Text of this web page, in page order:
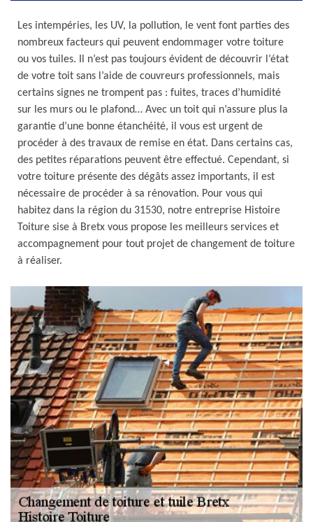
Les intempéries, les UV, la pollution, le vent font parties des
nombreux facteurs qui peuvent endommager votre toiture
ou vos tuiles. Il n’est pas toujours évident de découvrir l’état
de votre toit sans l’aide de couvreurs professionnels, mais
certains signes ne trompent pas : fuites, traces d’humidité
sur les murs ou le plafond… Avec un toit qui n’assure plus la
garantie d’une bonne étanchéité, il vous est urgent de
procéder à des travaux de remise en état. Dans certains cas,
des petites réparations peuvent être effectué. Cependant, si
votre toiture présente des dégâts assez importants, il est
nécessaire de procéder à sa rénovation. Pour vous qui
habitez dans la région du 31530, notre entreprise Histoire
Toiture sise à Bretx vous propose les meilleurs services et
accompagnement pour tout projet de changement de toiture
à réaliser.